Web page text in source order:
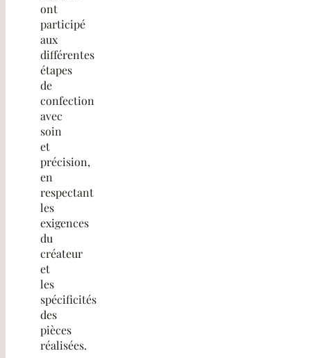
ont
participé
aux
différentes
étapes
de
confection
avec
soin
et
précision,
en
respectant
les
exigences
du
créateur
et
les
spécificités
des
pièces
réalisées.